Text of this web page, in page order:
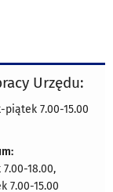
Urzędu:
piątek 7.00-15.00
18.00,
7.00-15.00